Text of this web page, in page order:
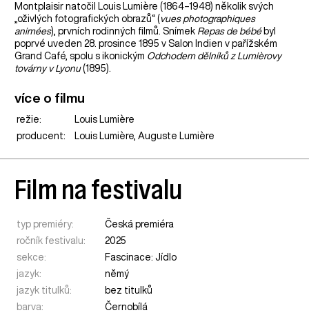
Montplaisir natočil Louis Lumière (1864–1948) několik svých
„oživlých fotografických obrazů“ (vues photographiques
animées), prvních rodinných filmů. Snímek Repas de bébé byl
poprvé uveden 28. prosince 1895 v Salon Indien v pařížském
Grand Café, spolu s ikonickým Odchodem dělníků z Lumièrovy
továrny v Lyonu(1895).
více o filmu
režie:
Louis Lumière
producent:
Louis Lumière, Auguste Lumière
Film na festivalu
typ premiéry:
Česká premiéra
ročník festivalu:
2025
sekce:
Fascinace: Jídlo
jazyk:
němý
jazyk titulků:
bez titulků
barva:
Černobílá